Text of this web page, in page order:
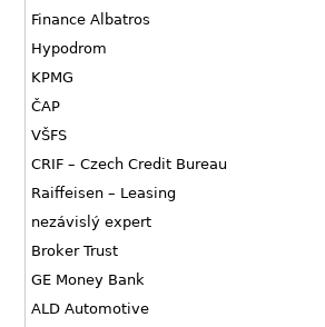
Finance Albatros
Hypodrom
KPMG
ČAP
VŠFS
CRIF – Czech Credit Bureau
Raiffeisen – Leasing
nezávislý expert
Broker Trust
GE Money Bank
ALD Automotive